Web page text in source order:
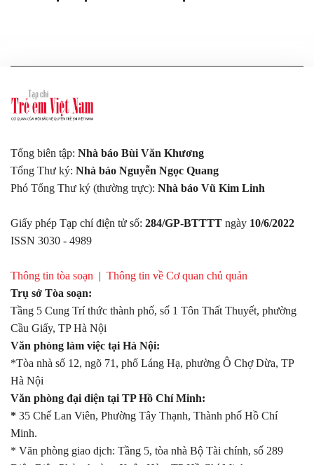
Tổng biên tập: Nhà báo Bùi Văn Khương
Tổng Thư ký: Nhà báo Nguyễn Ngọc Quang
Phó Tổng Thư ký (thường trực): Nhà báo Vũ Kim Linh
Giấy phép Tạp chí điện tử số: 284/GP-BTTTT ngày 10/6/2022
ISSN 3030 - 4989
Thông tin tòa soạn | Thông tin về Cơ quan chủ quản
Trụ sở Tòa soạn:
Tầng 5 Cung Trí thức thành phố, số 1 Tôn Thất Thuyết, phường
Cầu Giấy, TP Hà Nội
Văn phòng làm việc tại Hà Nội:
*Tòa nhà số 12, ngõ 71, phố Láng Hạ, phường Ô Chợ Dừa, TP
Hà Nội
Văn phòng đại diện tại TP Hồ Chí Minh:
* 35 Chế Lan Viên, Phường Tây Thạnh, Thành phố Hồ Chí
Minh.
* Văn phòng giao dịch: Tầng 5, tòa nhà Bộ Tài chính, số 289